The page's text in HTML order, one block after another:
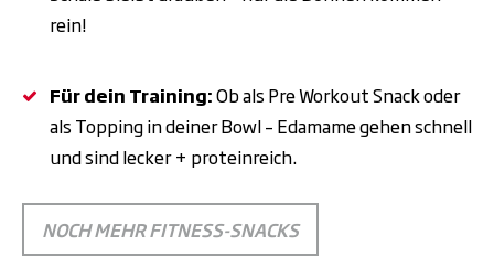
rein!
Für dein Training:Ob als Pre Workout Snack oder
als Topping in deiner Bowl – Edamame gehen schnell
und sind lecker + proteinreich.
NOCH MEHR FITNESS-SNACKS